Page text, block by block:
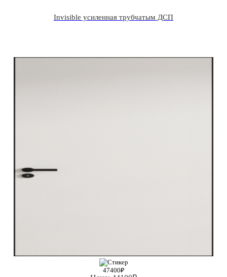
Invisible усиленная трубчатым ДСП
47400₽